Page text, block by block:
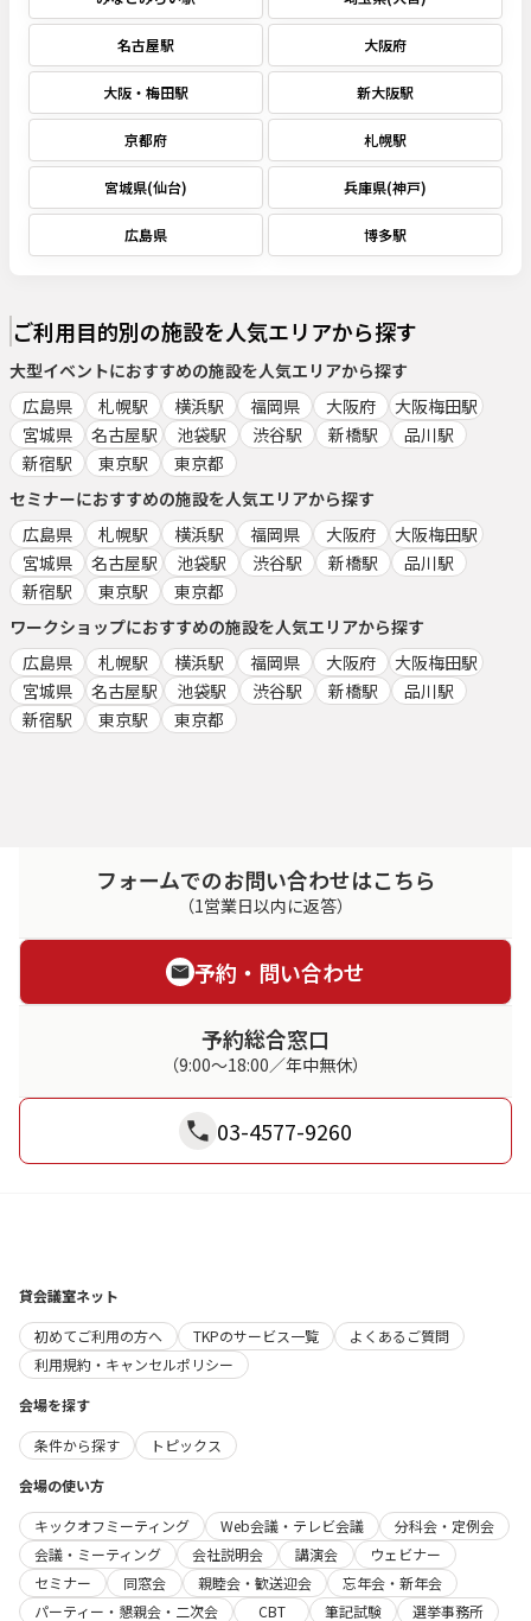
名古屋駅 大阪府
大阪・梅田駅 新大阪駅
京都府 札幌駅
宮城県(仙台) 兵庫県(神戸)
広島県 博多駅
ご利用目的別の施設を人気エリアから探す
大型イベントにおすすめの施設を人気エリアから探す
広島県
札幌駅 横浜駅 福岡県 大阪府
大阪梅田駅
宮城県
名古屋駅 池袋駅 渋谷駅 新橋駅
品川駅
新宿駅
東京駅
東京都
セミナーにおすすめの施設を人気エリアから探す
広島県
札幌駅 横浜駅 福岡県 大阪府
大阪梅田駅
宮城県
名古屋駅 池袋駅 渋谷駅 新橋駅
品川駅
新宿駅
東京駅
東京都
ワークショップにおすすめの施設を人気エリアから探す
広島県
札幌駅 横浜駅 福岡県 大阪府
大阪梅田駅
宮城県
名古屋駅 池袋駅 渋谷駅 新橋駅
品川駅
新宿駅
東京駅 東京都
フォームでのお問い合わせはこちら
（1営業日以内に返答）
予約・問い合わせ
予約総合窓口
（9:00～18:00／年中無休）
03-4577-9260
貸会議室ネット
初めてご利用の方へ
TKPのサービス一覧
よくあるご質問
利用規約・キャンセルポリシー
会場を探す
条件から探す
トピックス
会場の使い方
キックオフミーティング
Web会議・テレビ会議
分科会・定例会
会議・ミーティング
会社説明会 講演会
ウェビナー
セミナー
同窓会 親睦会・歓送迎会
忘年会・新年会
パーティー・懇親会・二次会
CBT 筆記試験
選挙事務所